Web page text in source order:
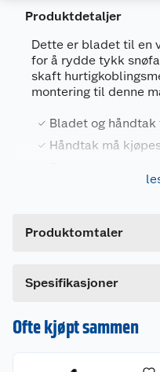
Produktdetaljer
Dette er bladet til en
for å rydde tykk
skaft
montering til denne
Bladet og
Håndtak må
Produktet er laget av
Ribbestrukturen
hurtigkobling
Hode og
Produktomtaler
Dette produktet har
en omtale.
Spesifikasjoner
Generelt
Artikkelnummer
Leverandørens
artikkelnummer
Ofte kjøpt sammen